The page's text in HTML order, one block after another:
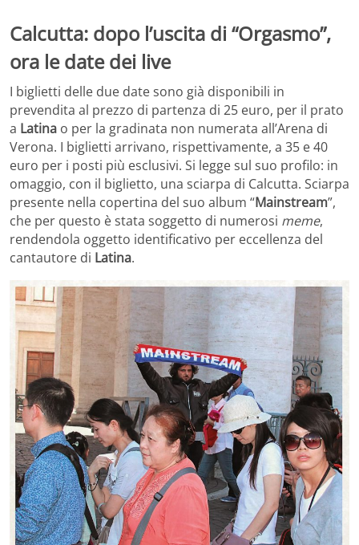
Calcutta: dopo l’uscita di “Orgasmo”,
ora le date dei live
I biglietti delle due date sono già disponibili in
prevendita al prezzo di partenza di 25 euro, per il prato
a Latina o per la gradinata non numerata all’Arena di
Verona. I biglietti arrivano, rispettivamente, a 35 e 40
euro per i posti più esclusivi. Si legge sul suo profilo: in
omaggio, con il biglietto, una sciarpa di Calcutta. Sciarpa
presente nella copertina del suo album “Mainstream”,
che per questo è stata soggetto di numerosi meme,
rendendola oggetto identificativo per eccellenza del
cantautore di Latina.